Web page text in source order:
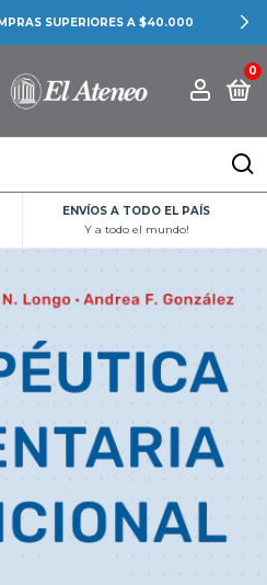
SUPERIORES A $40.000
0
ENVÍOS A TODO EL PAÍS
Y a todo el mundo!